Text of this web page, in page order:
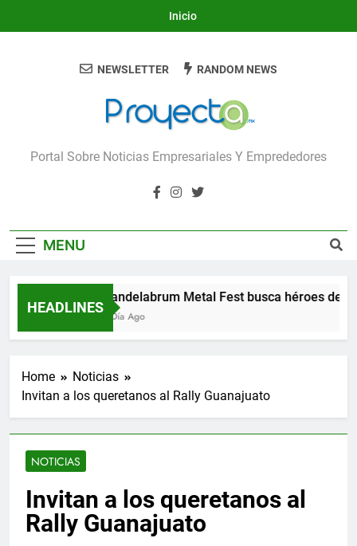
Inicio
Proyecta
Portal Sobre Noticias Empresariales Y Emprededores
NEWSLETTER RANDOM NEWS
MENU
HEADLINES
Candelabrum Metal Fest busca héroes de
1 Día Ago
Home
Noticias
Invitan a los queretanos al Rally Guanajuato
NOTICIAS
Invitan a los queretanos al
Rally Guanajuato